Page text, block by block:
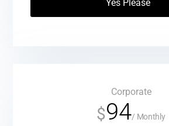
Yes Please
Corporate
$94/ Monthly